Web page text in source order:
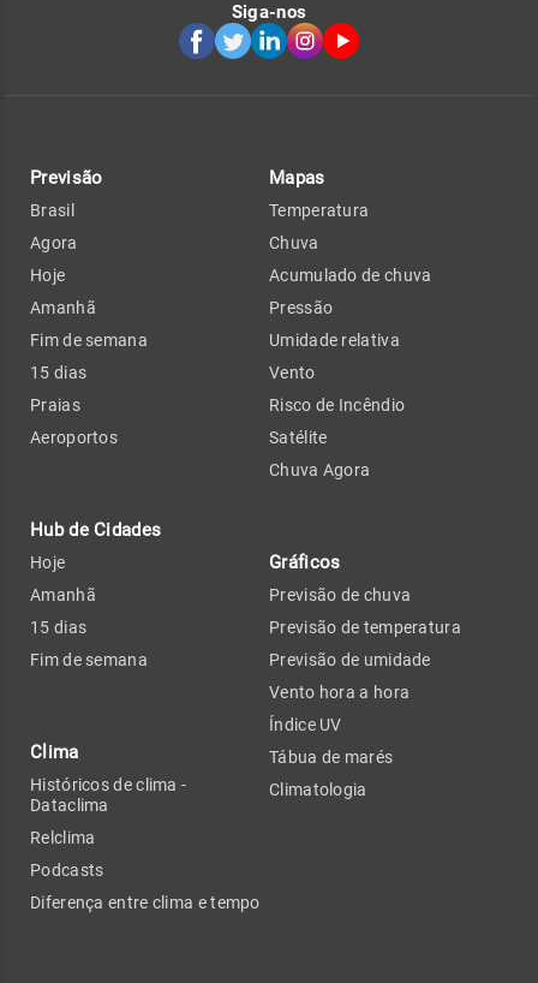
Siga-nos
Previsão
Brasil
Agora
Hoje
Amanhã
Fim de semana
15 dias
Praias
Aeroportos
Hub de Cidades
Hoje
Amanhã
15 dias
Fim de semana
Clima
Históricos de clima -
Dataclima
Relclima
Podcasts
Diferença entre clima e tempo
Mapas
Temperatura
Chuva
Acumulado de chuva
Pressão
Umidade relativa
Vento
Risco de Incêndio
Satélite
Chuva Agora
Gráficos
Previsão de chuva
Previsão de temperatura
Previsão de umidade
Vento hora a hora
Índice UV
Tábua de marés
Climatologia